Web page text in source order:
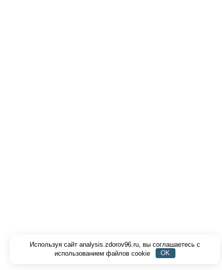
Используя сайт analysis.zdorov96.ru, вы соглашаетесь с
использованием файлов cookie
OK